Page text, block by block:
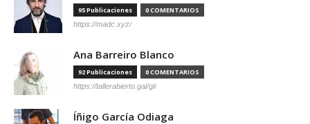
95 Publicaciones 0 COMENTARIOS
https://madc.xyz/
Ana Barreiro Blanco
92 Publicaciones 0 COMENTARIOS
https://tallerabierto.gal/gl/
Íñigo García Odiaga